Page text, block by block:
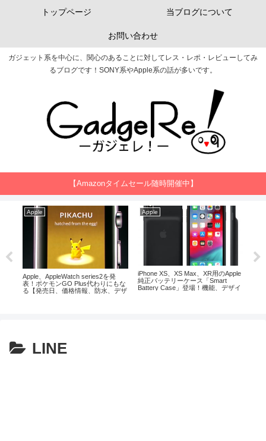
ガジェット系を中心に、関心のあることに対してレス・レポ・レビューしてみ
るブログです！SONY系やApple系の話が多いです。
トップページ 当ブログについて
お問い合わせ
【Amazonタイムセール随時開催中】
Apple
Apple、AppleWatch series2を発
表！ポケモンGO Plus代わりにもな
る【発売日、価格情報、防水、デザ
Apple
iPhone XS、XS Max、XR用のApple
純正バッテリーケース「Smart
Battery Case」登場！機能、デザイ
LINE